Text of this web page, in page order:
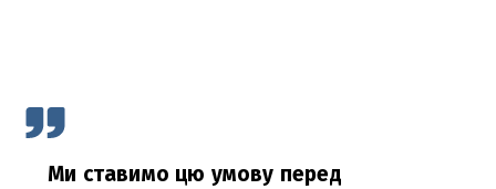
Ми ставимо цю умову перед